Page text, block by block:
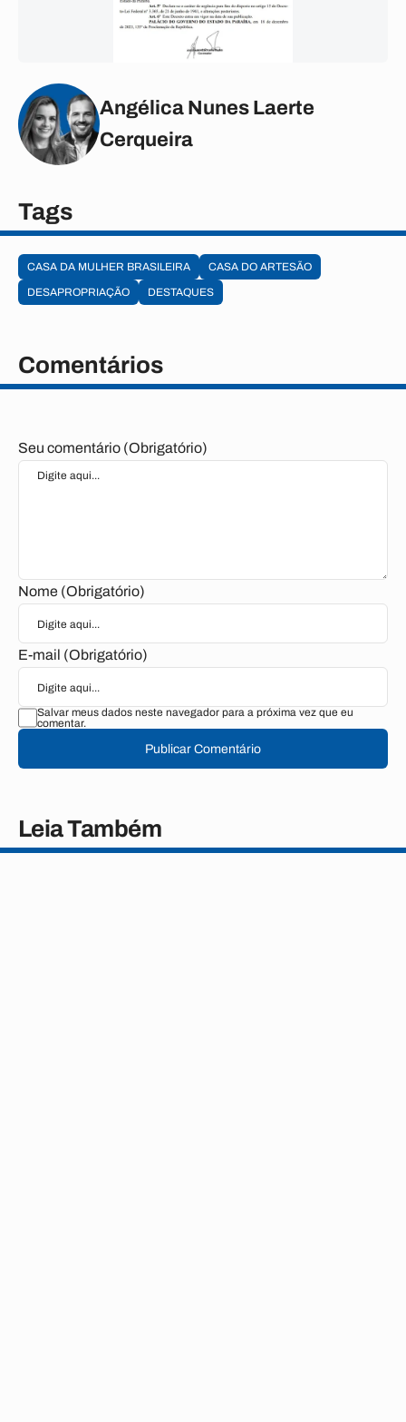
Angélica Nunes Laerte
Cerqueira
Tags
CASA DA MULHER BRASILEIRA
CASA DO ARTESÃO
DESAPROPRIAÇÃO
DESTAQUES
Comentários
Seu comentário (Obrigatório)
Nome (Obrigatório)
E-mail (Obrigatório)
Salvar meus dados neste navegador para a próxima vez que eu
comentar.
Publicar Comentário
Leia Também